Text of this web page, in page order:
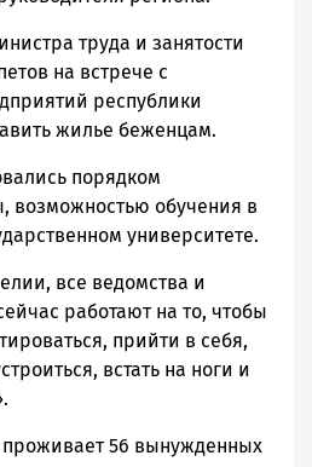
труда и занятости
на встрече с
республики
жилье беженцам.
порядком
возможностью обучения в
университете.
все ведомства и
работают на то, чтобы
прийти в себя,
встать на ноги и
проживает 56 вынужденных